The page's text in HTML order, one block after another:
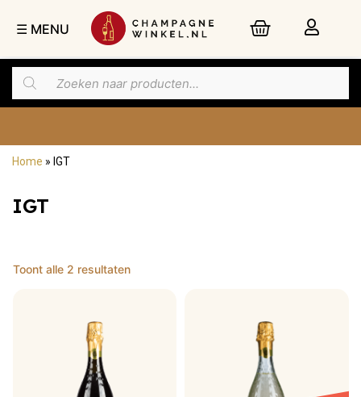
☰ MENU
Home » IGT
IGT
Toont alle 2 resultaten